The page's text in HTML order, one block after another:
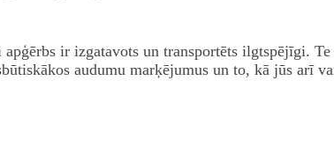
ir izgatavots un transportēts ilgtspējīgi.
audumu marķējumus un to, kā jūs arī